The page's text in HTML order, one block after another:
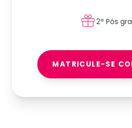
2ª Pós
MATRICULE-SE